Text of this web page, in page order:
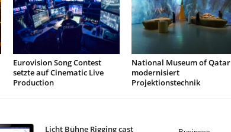
Eurovision Song Contest
setzte auf Cinematic Live
Production
National Museum of Qatar
modernisiert
Projektionstechnik
Licht Bühne Rigging cast